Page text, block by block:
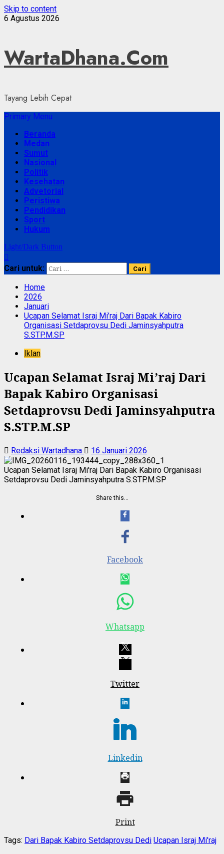
Skip to content
6 Agustus 2026
WartaDhana.Com
Tayang Lebih Cepat
Primary Menu
Beranda
Medan
Sumut
Nasional
Politik
Kesehatan
Advetorial
Peristiwa
Pendidikan
Sport
Hukum
Light/Dark Button
Cari untuk:
Home
2026
Januari
Ucapan Selamat Israj Mi’raj Dari Bapak Kabiro
Organisasi Setdaprovsu Dedi Jaminsyahputra
S.STP.M.SP
Iklan
Ucapan Selamat Israj Mi’raj Dari
Bapak Kabiro Organisasi
Setdaprovsu Dedi Jaminsyahputra
S.STP.M.SP
Redaksi Wartadhana 16 Januari 2026
Ucapan Selamat Israj Mi'raj Dari Bapak Kabiro Organisasi
Setdaprovsu Dedi Jaminsyahputra S.STP.M.SP
Share this…
Facebook
Whatsapp
Twitter
Linkedin
Print
Tags: Dari Bapak Kabiro Setdaprovsu Dedi Ucapan Israj Mi'raj